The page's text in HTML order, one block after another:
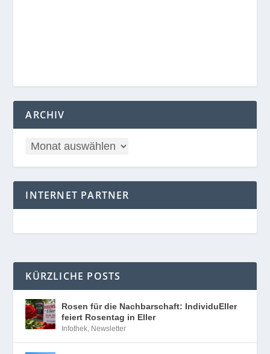
ARCHIV
INTERNET PARTNER
KÜRZLICHE POSTS
Rosen für die Nachbarschaft: IndividuEller
feiert Rosentag in Eller
Infothek, Newsletter